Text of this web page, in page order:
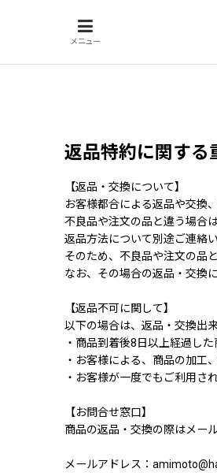
メニュー
返品特約に関する
【返品・交換について】
お客様都合による返品や交換
不良品や注文の品と違う場合
返品方法について別途ご連絡い
そのため、不良品や注文の品
なお、その場合の返品・交換
【返品不可に関して】
以下の場合は、返品・交換出
・商品到着後8日以上経過した
・お客様による、商品の加工
・お客様が一度でもご利用さ
【お問合せ窓口】
商品の返品・交換の際はメー
メールアドレス：